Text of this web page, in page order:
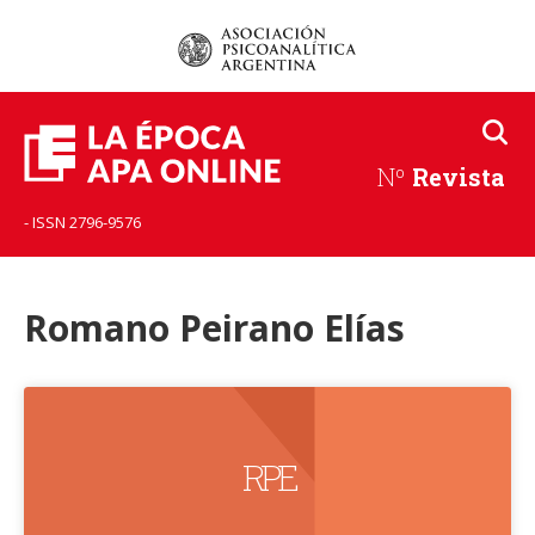
Nº Revista
- ISSN 2796-9576
Romano Peirano Elías
RPE